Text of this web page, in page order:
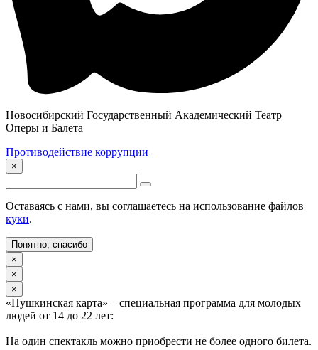
Новосибирский Государственный Академический Театр
Оперы и Балета
Противодействие коррупции
×
Оставаясь с нами, вы соглашаетесь на использование файлов
куки.
Понятно, спасибо
×
×
×
«Пушкинская карта» – специальная программа для молодых
людей от 14 до 22 лет:
На один спектакль можно приобрести не более одного билета.